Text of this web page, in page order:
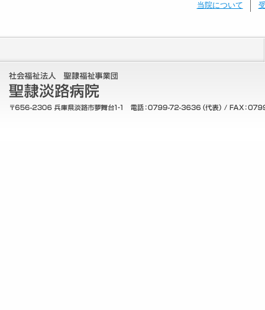
当院について